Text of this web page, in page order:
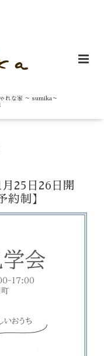
れな家 ～ sumika～
25日26日開
制】